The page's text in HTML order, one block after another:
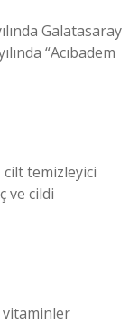
Galatasaray
“Acıbadem
cilt temizleyici
ve cildi
vitaminler